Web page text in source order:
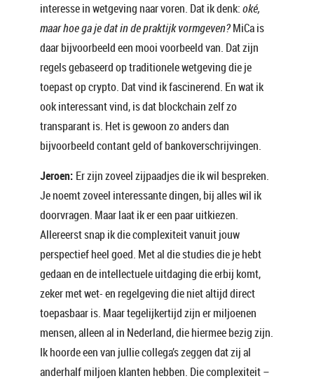
interesse in wetgeving naar voren. Dat ik denk:oké,
maar hoe ga je dat in de praktijk vormgeven?MiCa is
daar bijvoorbeeld een mooi voorbeeld van. Dat zijn
regels gebaseerd op traditionele wetgeving die je
toepast op crypto. Dat vind ik fascinerend. En wat ik
ook interessant vind, is dat blockchain zelf zo
transparant is. Het is gewoon zo anders dan
bijvoorbeeld contant geld of bankoverschrijvingen.
Jeroen: Er zijn zoveel zijpaadjes die ik wil bespreken.
Je noemt zoveel interessante dingen, bij alles wil ik
doorvragen. Maar laat ik er een paar uitkiezen.
Allereerst snap ik die complexiteit vanuit jouw
perspectief heel goed. Met al die studies die je hebt
gedaan en de intellectuele uitdaging die erbij komt,
zeker met wet- en regelgeving die niet altijd direct
toepasbaar is. Maar tegelijkertijd zijn er miljoenen
mensen, alleen al in Nederland, die hiermee bezig zijn.
Ik hoorde een van jullie collega’s zeggen dat zij al
anderhalf miljoen klanten hebben. Die complexiteit –